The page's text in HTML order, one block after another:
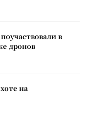
в
дронов
на